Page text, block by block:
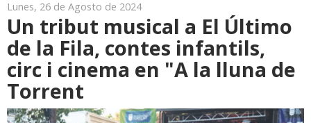
Lunes, 26 de Agosto de 2024
Un tribut musical a El Último
de la Fila, contes infantils,
circ i cinema en "A la lluna de
Torrent